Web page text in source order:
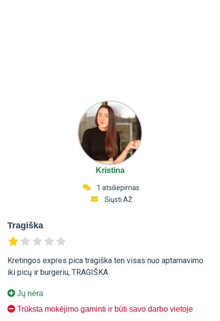
Kristina
1 atsiliepimas
Siųsti AŽ
Tragiška
Kretingos expres pica tragiška ten visas nuo aptarnavimo
iki picų ir burgeriu, TRAGIŠKA
Jų nėra
Trūksta mokėjimo gaminti ir būti savo darbo vietoje